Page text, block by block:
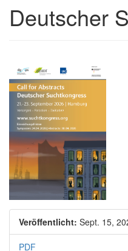
Deutscher
Artikel-
Veröffentlicht: Sept. 15,
PDF